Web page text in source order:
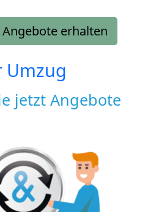
erhalten
Umzug
jetzt Angebote